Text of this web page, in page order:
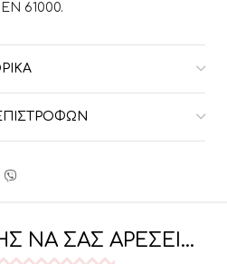
61000.
ΝΑ ΣΑΣ ΑΡΈΣΕΙ…